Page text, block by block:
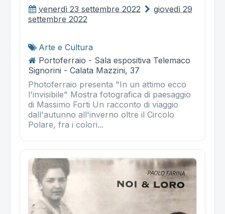
venerdì 23 settembre 2022
giovedì 29
settembre 2022
Arte e Cultura
Portoferraio - Sala espositiva Telemaco
Signorini - Calata Mazzini, 37
Photoferraio presenta "In un attimo ecco
l'invisibile" Mostra fotografica di paesaggio
di Massimo Forti Un racconto di viaggio
dall'autunno all'inverno oltre il Circolo
Polare, fra i colori...